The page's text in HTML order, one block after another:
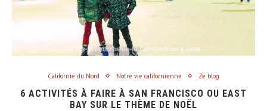
Californie du Nord Notre vie californienne Ze blog
6 ACTIVITÉS À FAIRE À SAN FRANCISCO OU EAST
BAY SUR LE THÈME DE NOËL